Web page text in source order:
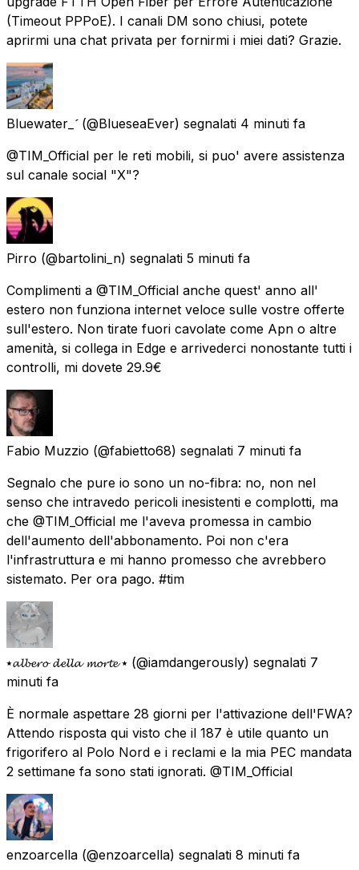
(Timeout PPPoE). I canali DM sono chiusi, potete
aprirmi una chat privata per fornirmi i miei dati? Grazie.
Bluewater_ (@BlueseaEver) segnalati 4 minuti fa
@TIM_Official per le reti mobili, si puo' avere assistenza
sul canale social "X"?
Pirro (@bartolini_n) segnalati 5 minuti fa
Complimenti a @TIM_Official anche quest' anno all'
estero non funziona internet veloce sulle vostre offerte
sull'estero. Non tirate fuori cavolate come Apn o altre
amenità, si collega in Edge e arrivederci nonostante tutti i
controlli, mi dovete 29.9€
Fabio Muzzio (@fabietto68) segnalati 7 minuti fa
Segnalo che pure io sono un no-fibra: no, non nel
senso che intravedo pericoli inesistenti e complotti, ma
che @TIM_Official me l'aveva promessa in cambio
dell'aumento dell'abbonamento. Poi non c'era
l'infrastruttura e mi hanno promesso che avrebbero
sistemato. Per ora pago. #tim
⭑𝓪𝓵𝓫𝓮𝓻𝓸 𝓭𝓮𝓵𝓵𝓪 𝓶𝓸𝓻𝓽𝓮 ⭑ (@iamdangerously) segnalati 7
minuti fa
È normale aspettare 28 giorni per l'attivazione dell'FWA?
Attendo risposta qui visto che il 187 è utile quanto un
frigorifero al Polo Nord e i reclami e la mia PEC mandata
2 settimane fa sono stati ignorati. @TIM_Official
enzoarcella (@enzoarcella) segnalati 8 minuti fa